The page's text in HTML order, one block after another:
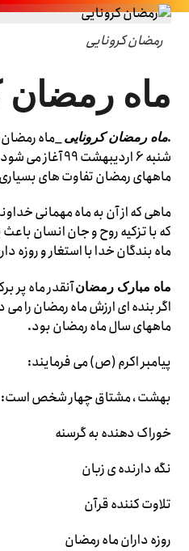
رمضان کرونایی
ماه رمضان
.ماه رمضان کرونایی
شنبه 6 اردیبهشت
ماههای رمضان تفاوت های
ماهی که از آن به ماه مهمانی
که با تزکیه روح و جان انسان
ماه بندگان خدا با استغار و روزه
ماه مبارک رمضانآنقدر ماه پر
اگر بنده ای ارزش ماه رمضان را می
ماههای سال ماه رمضان بود.
پیامبر اکرم (ص) می فرمایند:
بهشت ، مشتاق چهار شخص است:
خوراک دهنده به گرسنه
نگه دارنده ی زبان
تلاوت کننده قرآن
روزه داران ماه رمضان